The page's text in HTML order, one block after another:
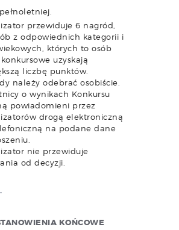
przewiduje 6 nagród,
z odpowiednich kategorii i
których to osób
uzyskają
liczbę punktów.
należy odebrać osobiście.
o wynikach Konkursu
powiadomieni przez
drogą elektroniczną
na podane dane
nie przewiduje
od decyzji.
KOŃCOWE